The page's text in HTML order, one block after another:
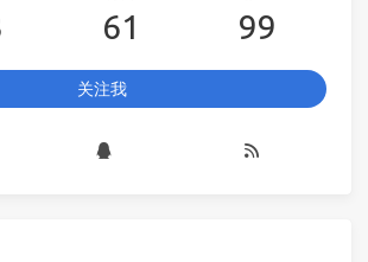
61 99
关注我